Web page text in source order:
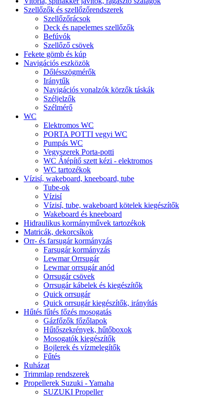
Szellőzők és szellőzőrendszerek
Szellőzőrácsok
Deck és napelemes szellőzők
Befúvók
Szellőző csövek
Fekete gömb és kúp
Navigációs eszközök
Dőlésszögmérők
Iránytűk
Navigációs vonalzók körzők táskák
Széljelzők
Szélmérő
WC
Elektromos WC
PORTA POTTI vegyi WC
Pumpás WC
Vegyszerek Porta-potti
WC Átépítő szett kézi - elektromos
WC tartozékok
Vízisí, wakeboard, kneeboard, tube
Tube-ok
Vízisí
Vízisí, tube, wakeboard kötelek kiegészítők
Wakeboard és kneeboard
Hidraulikus kormányművek tartozékok
Matricák, dekorcsíkok
Orr- és farsugár kormányzás
Farsugár kormányzás
Lewmar Orrsugár
Lewmar orrsugár anód
Orrsugár csövek
Orrsugár kábelek és kiegészítők
Quick orrsugár
Quick orrsugár kiegészítők, irányítás
Hűtés fűtés főzés mosogatás
Gázfőzők főzőlapok
Hűtőszekrények, hűtőboxok
Mosogatók kiegészítők
Bojlerek és vízmelegítők
Fűtés
Ruházat
Trimmlap rendszerek
Propellerek Suzuki - Yamaha
SUZUKI Propeller